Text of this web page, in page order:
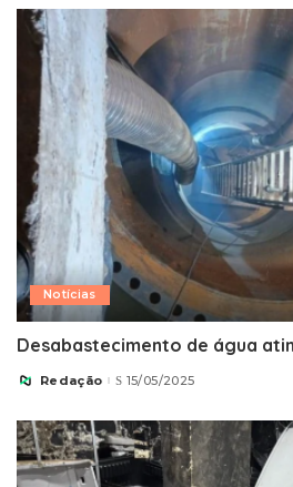
Notícias
Desabastecimento de água
Posted
Redação 15/05/2025